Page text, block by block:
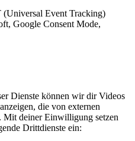
Event Tracking)
Google Consent Mode,
Dienste können wir dir Videos
die von externen
Mit deiner Einwilligung setzen
Drittdienste ein: